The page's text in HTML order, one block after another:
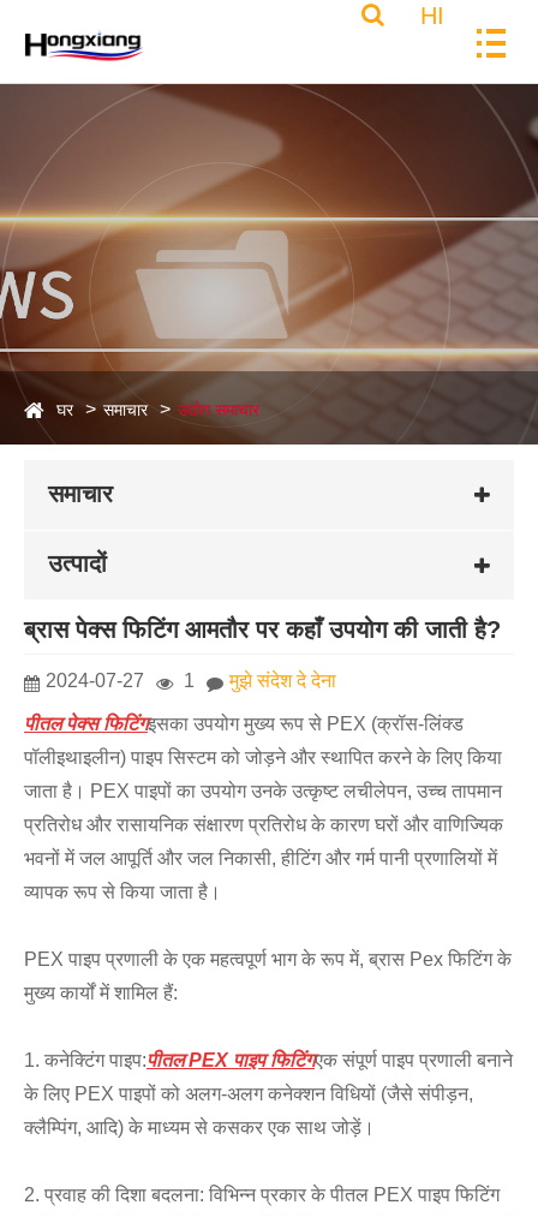
HI
घर समाचार उद्योग समाचार
समाचार
उत्पादों
ब्रास पेक्स फिटिंग आमतौर पर कहाँ उपयोग की जाती है?
2024-07-27 1 मुझे संदेश दे देना
पीतल पेक्स फिटिंगइसका उपयोग मुख्य रूप से PEX (क्रॉस-लिंक्ड
पॉलीइथाइलीन) पाइप सिस्टम को जोड़ने और स्थापित करने के लिए किया
जाता है। PEX पाइपों का उपयोग उनके उत्कृष्ट लचीलेपन, उच्च तापमान
प्रतिरोध और रासायनिक संक्षारण प्रतिरोध के कारण घरों और वाणिज्यिक
भवनों में जल आपूर्ति और जल निकासी, हीटिंग और गर्म पानी प्रणालियों में
व्यापक रूप से किया जाता है।
PEX पाइप प्रणाली के एक महत्वपूर्ण भाग के रूप में, ब्रास Pex फिटिंग के
मुख्य कार्यों में शामिल हैं:
1. कनेक्टिंग पाइप:पीतल PEX पाइप फिटिंगएक संपूर्ण पाइप प्रणाली बनाने
के लिए PEX पाइपों को अलग-अलग कनेक्शन विधियों (जैसे संपीड़न,
क्लैम्पिंग, आदि) के माध्यम से कसकर एक साथ जोड़ें।
2. प्रवाह की दिशा बदलना: विभिन्न प्रकार के पीतल PEX पाइप फिटिंग